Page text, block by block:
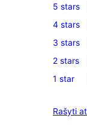
18
5-
star
reviews
5 stars
0
4-
star
reviews
4 stars
1
3-
star
3 stars
0
2-
reviews
2 stars
4
star
1 star
Rašyti